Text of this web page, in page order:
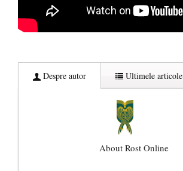
Despre autor Ultimele articole
About Rost Online